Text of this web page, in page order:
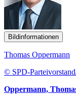
Bildinformationen
Thomas Oppermann
© SPD-
Oppermann,